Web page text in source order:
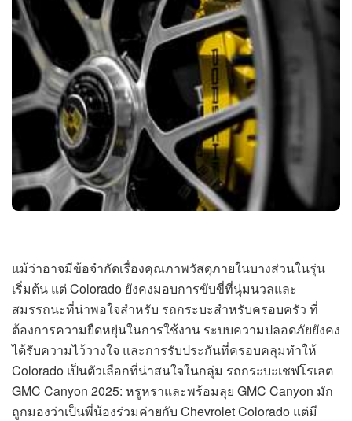
แม้ว่าอาจมีข้อจำกัดเรื่องคุณภาพวัสดุภายในบางส่วนในรุ่น
เริ่มต้น แต่ Colorado ยังคงมอบการขับขี่ที่นุ่มนวลและ
สมรรถนะที่น่าพอใจสำหรับ รถกระบะสำหรับครอบครัว ที่
ต้องการความยืดหยุ่นในการใช้งาน ระบบความปลอดภัยยังคง
ได้รับความไว้วางใจ และการรับประกันที่ครอบคลุมทำให้
Colorado เป็นตัวเลือกที่น่าสนใจในกลุ่ม รถกระบะเชฟโรเลต
GMC Canyon 2025: หรูหราและพร้อมลุย GMC Canyon มัก
ถูกมองว่าเป็นพี่น้องร่วมค่ายกับ Chevrolet Colorado แต่มี